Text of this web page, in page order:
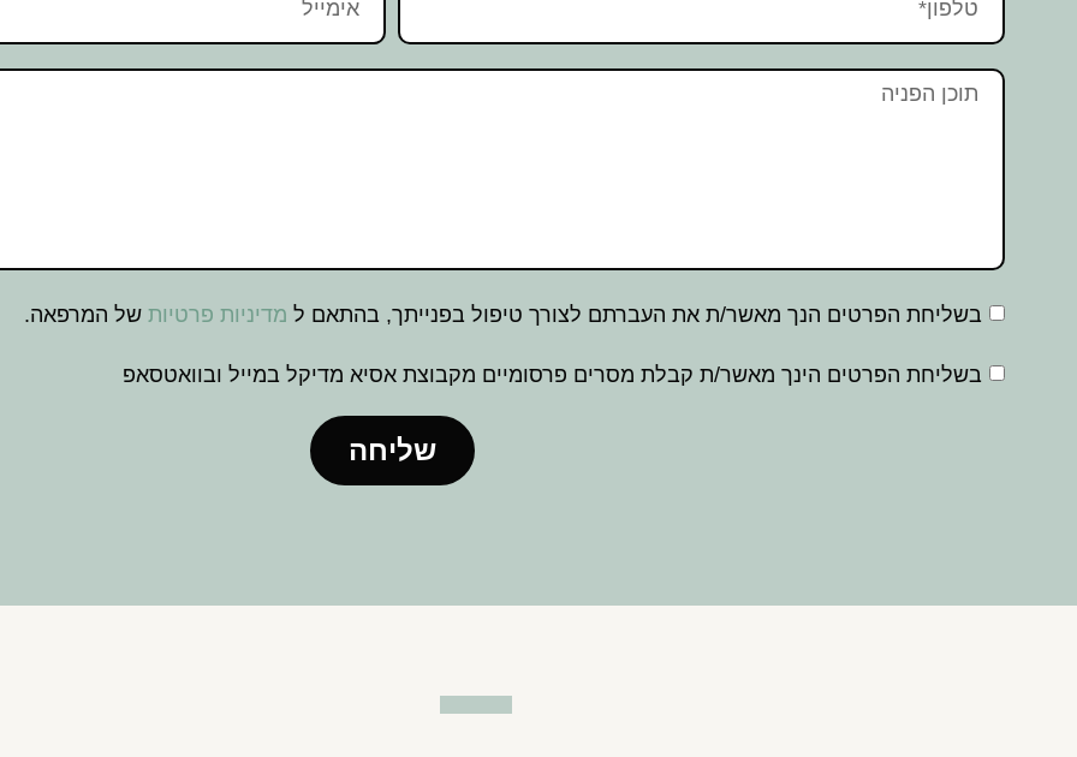
בשליחת הפרטים הנך מאשר/ת את העברתם לצורך טיפול בפנייתך, בהתאם ל מדיניות פרטיות של המרפאה.
בשליחת הפרטים הינך מאשר/ת קבלת מסרים פרסומיים מקבוצת אסיא מדיקל במייל ובוואטסאפ
שליחה